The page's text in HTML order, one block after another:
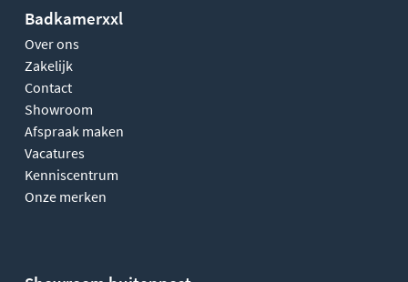
Badkamerxxl
Over ons
Zakelijk
Contact
Showroom
Afspraak maken
Vacatures
Kenniscentrum
Onze merken